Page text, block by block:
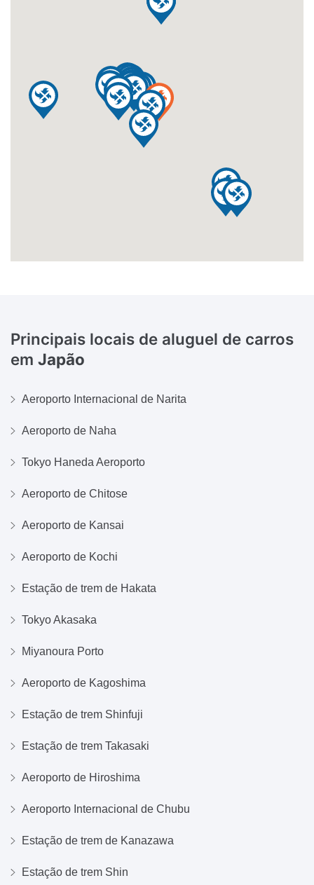
Principais locais de aluguel de carros
em Japão
Aeroporto Internacional de Narita
Aeroporto de Naha
Tokyo Haneda Aeroporto
Aeroporto de Chitose
Aeroporto de Kansai
Aeroporto de Kochi
Estação de trem de Hakata
Tokyo Akasaka
Miyanoura Porto
Aeroporto de Kagoshima
Estação de trem Shinfuji
Estação de trem Takasaki
Aeroporto de Hiroshima
Aeroporto Internacional de Chubu
Estação de trem de Kanazawa
Estação de trem Shin